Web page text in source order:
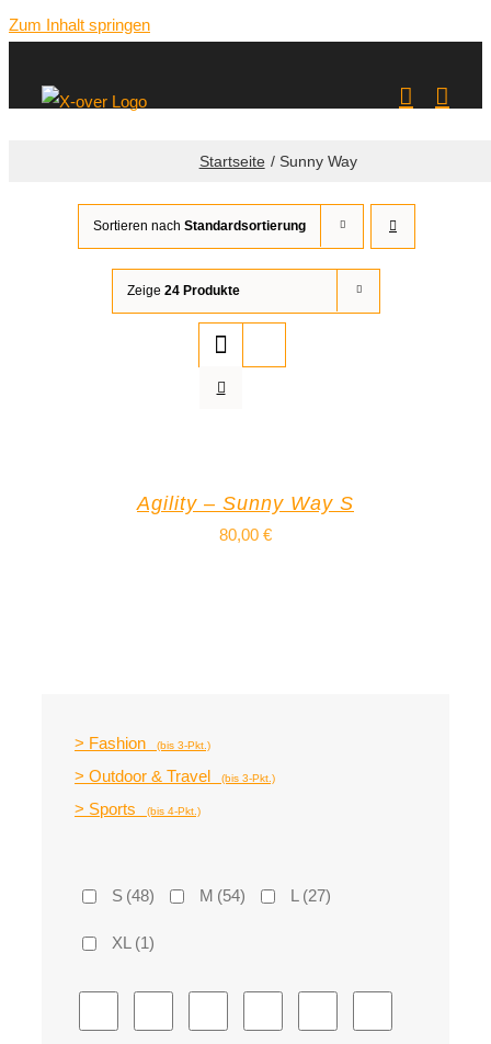
Zum Inhalt springen
Startseite Sunny Way
Sortieren nach Standardsortierung
Zeige 24 Produkte
Agility – Sunny Way S
80,00 €
> Fashion (bis 3-Pkt.)
> Outdoor & Travel (bis 3-Pkt.)
> Sports (bis 4-Pkt.)
S (48) M (54) L (27)
XL (1)